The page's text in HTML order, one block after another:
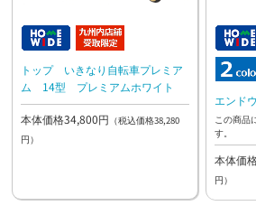
トップ いきなり自転車プレミア
ム 14型 プレミアムホワイト
本体価格34,800円 （税込価格38,280
円）
エンド
この商品
す。
本体価
円）